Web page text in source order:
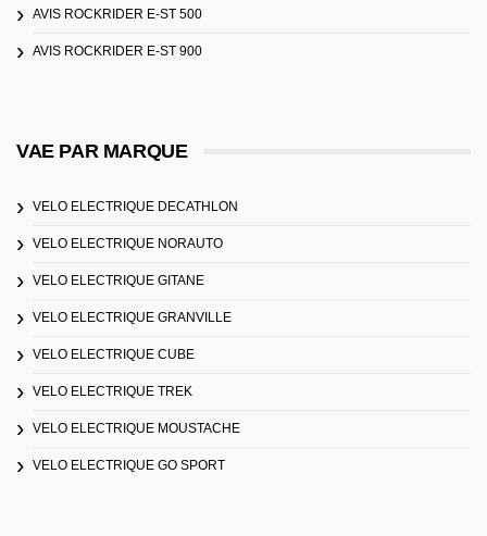
AVIS ROCKRIDER E-ST 500
AVIS ROCKRIDER E-ST 900
VAE PAR MARQUE
VELO ELECTRIQUE DECATHLON
VELO ELECTRIQUE NORAUTO
VELO ELECTRIQUE GITANE
VELO ELECTRIQUE GRANVILLE
VELO ELECTRIQUE CUBE
VELO ELECTRIQUE TREK
VELO ELECTRIQUE MOUSTACHE
VELO ELECTRIQUE GO SPORT